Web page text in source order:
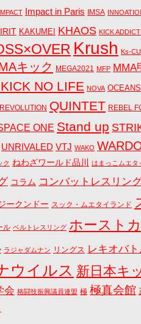
Impact in Paris IMSA
KAKUMEI KHAOS KICK ADDICT!
Krush Ks-
キック MEGA2021 MFP MMA
NO LIFE NOVA OCEANS
QUINTET REBEL
ONE Stand up
UNRIVALED VTJ WAKO
ク ねわざワールド品川 はまっこムエタ
コラム コンバットレスリン
ークンドー スック・ムエタイランド
ル ベルトレスリング ホースト
ラジャダムナン リングス レキオバ
ウイルス 新日本キ
会 格闘技振興議員連盟 極 極真会館